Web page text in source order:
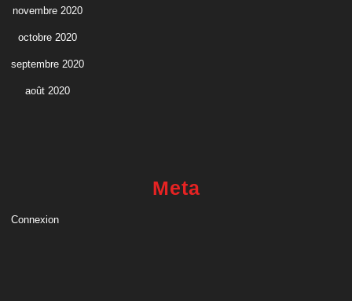
novembre 2020
octobre 2020
septembre 2020
août 2020
Meta
Connexion